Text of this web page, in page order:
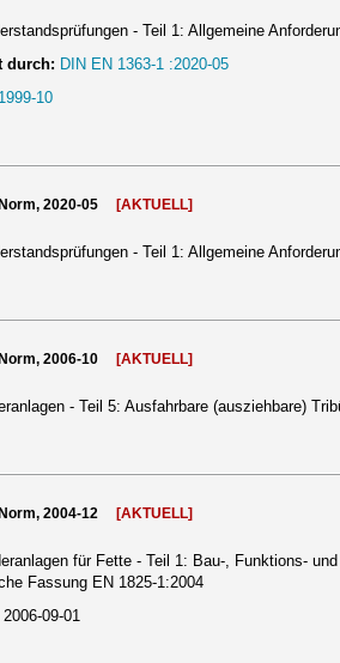
- Teil 1: Allgemeine
durch: DIN EN 1363-1 :2020-05
10
Norm, 2020-05 [AKTUELL]
- Teil 1: Allgemeine
Norm, 2006-10 [AKTUELL]
- Teil 5: Ausfahrbare (ausziehbare)
Norm, 2004-12 [AKTUELL]
für Fette - Teil 1: Bau-, Funktions-
Fassung EN 1825-1:2004
2006-09-01